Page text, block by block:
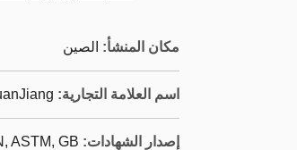
مكان المنشأ: الصين
اسم العلامة التجارية:
إصدار الشهادات: ASTM, GB